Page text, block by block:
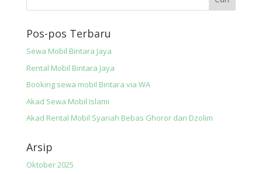
Pos-pos Terbaru
Sewa Mobil Bintara Jaya
Rental Mobil Bintara Jaya
Booking sewa mobil Bintara via WA
Akad Sewa Mobil Islami
Akad Rental Mobil Syariah Bebas Ghoror dan Dzolim
Arsip
Oktober 2025